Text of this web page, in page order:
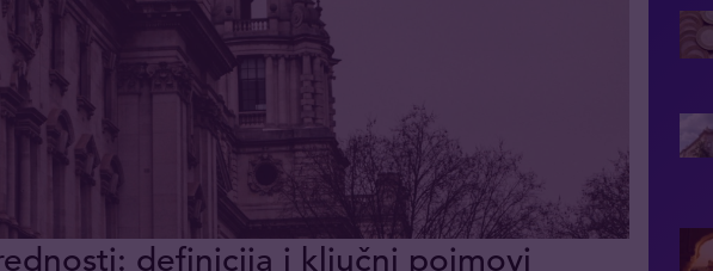
definicija i ključni pojmovi